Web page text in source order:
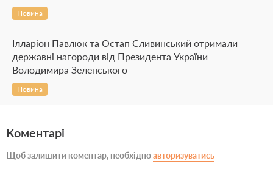
Новина
Ілларіон Павлюк та Остап Сливинський отримали
державні нагороди від Президента України
Володимира Зеленського
Новина
Коментарі
Щоб залишити коментар, необхідноавторизуватись